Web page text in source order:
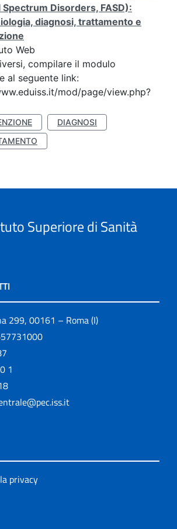
Disorders, FASD):
diagnosi, trattamento e
Web
compilare il modulo
al seguente link:
mod/page/view.php?
DIAGNOSI
Superiore di Sanità
299, 00161 – Roma (I)
1
privacy